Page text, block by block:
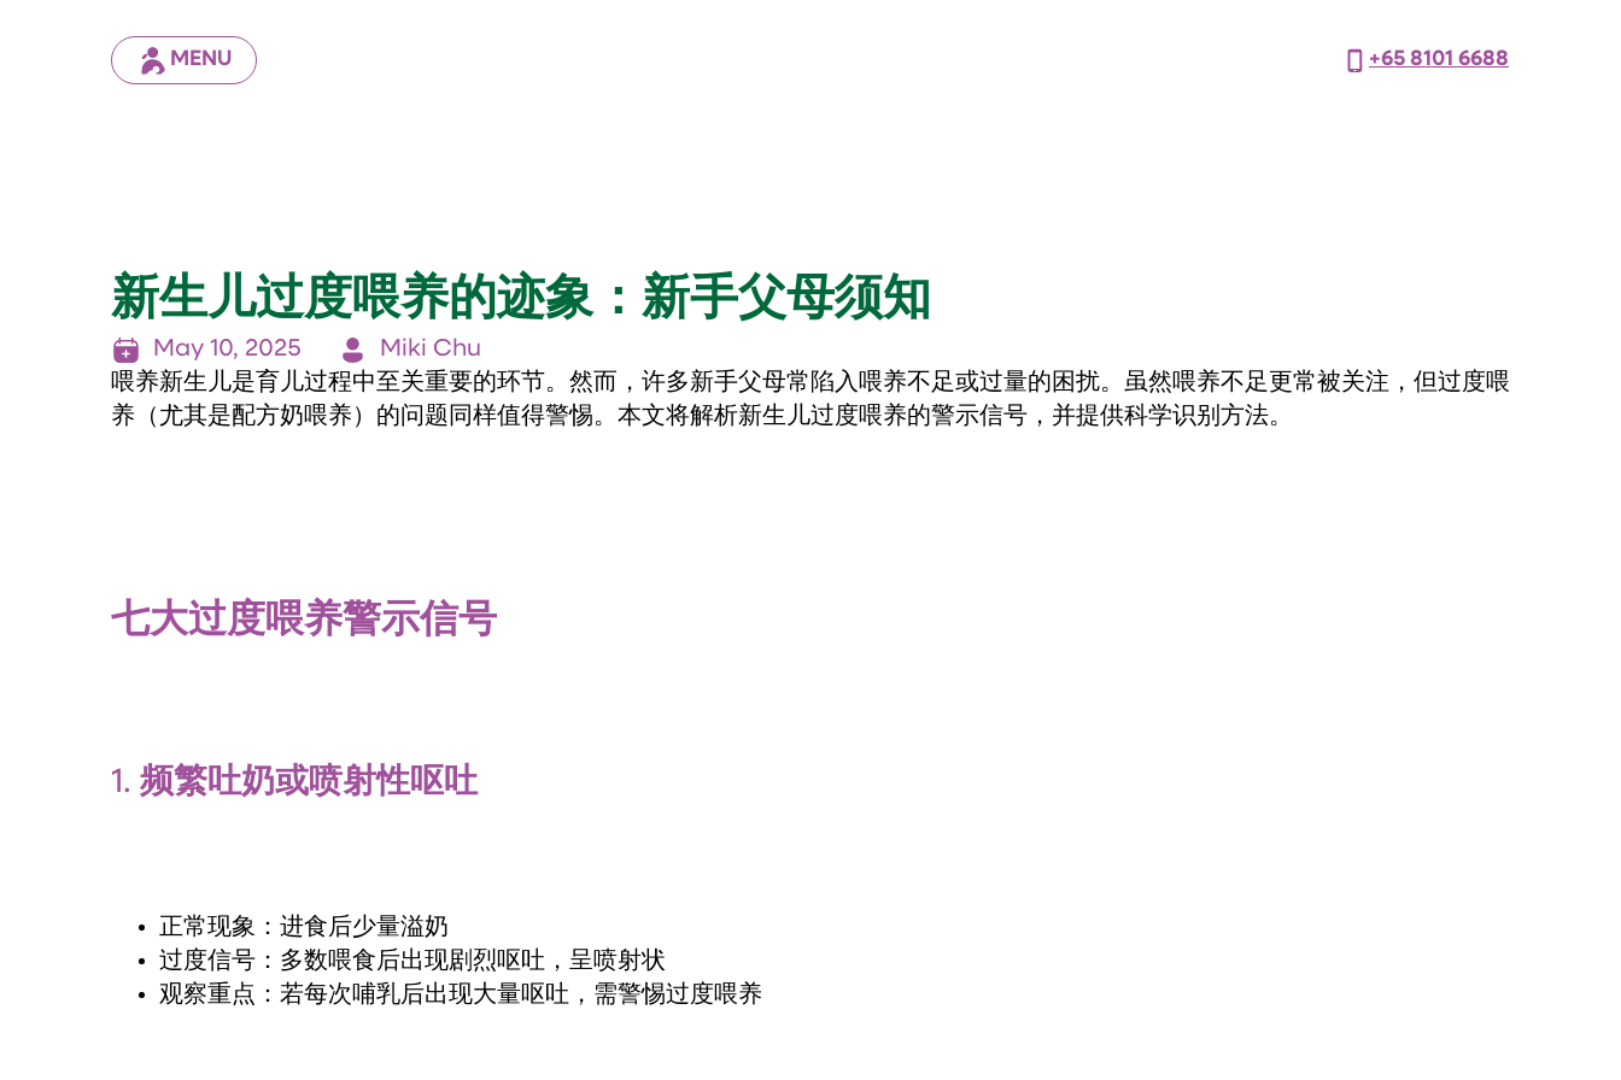
MENU +65 8101 6688
新生儿过度喂养的迹象：新手父母须知
May 10, 2025
Miki Chu
喂养新生儿是育儿过程中至关重要的环节。然而，许多新手父母常陷入喂养不足或过量的困扰。虽然喂养不足更常被关注，但过度喂
养（尤其是配方奶喂养）的问题同样值得警惕。本文将解析新生儿过度喂养的警示信号，并提供科学识别方法。
七大过度喂养警示信号
1. 频繁吐奶或喷射性呕吐
正常现象：进食后少量溢奶
过度信号：多数喂食后出现剧烈呕吐，呈喷射状
观察重点：若每次哺乳后出现大量呕吐，需警惕过度喂养